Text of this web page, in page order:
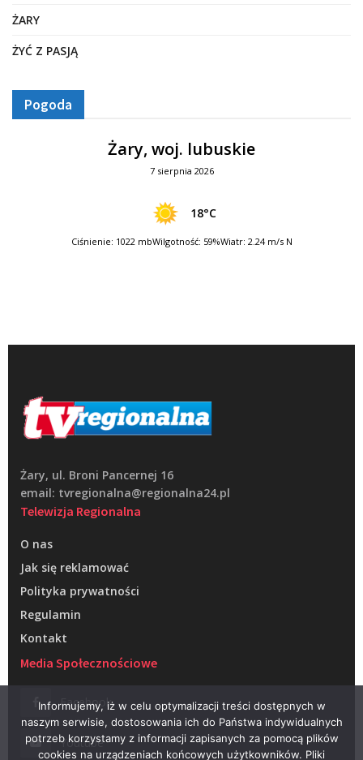
ŻARY
ŻYĆ Z PASJĄ
Pogoda
Żary, woj. lubuskie
7 sierpnia 2026
18°C
Ciśnienie: 1022 mbWilgotność: 59%Wiatr: 2.24 m/s N
Żary, ul. Broni Pancernej 16
email: tvregionalna@regionalna24.pl
Telewizja Regionalna
O nas
Jak się reklamować
Polityka prywatności
Regulamin
Kontakt
Media Społecznościowe
Facebook
Youtube
Informujemy, iż w celu optymalizacji treści dostępnych w
naszym serwisie, dostosowania ich do Państwa indywidualnych
potrzeb korzystamy z informacji zapisanych za pomocą plików
cookies na urządzeniach końcowych użytkowników. Pliki